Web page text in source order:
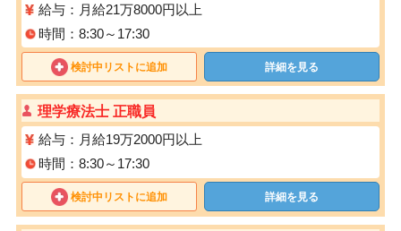
給与：月給21万8000円以上
時間：8:30～17:30
検討中リストに追加 詳細を見る
理学療法士 正職員
給与：月給19万2000円以上
時間：8:30～17:30
検討中リストに追加 詳細を見る